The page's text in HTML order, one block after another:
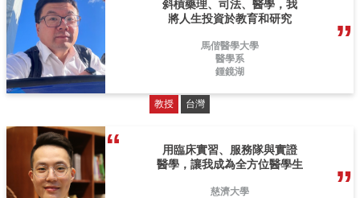
斜槓藥理、司法、醫學，我
將人生投資於教育和研究
馬偕醫學大學
醫學系
鍾鏡湖
教授 台灣
用臨床實習、服務隊與實證
醫學，讓我成為全方位醫學生
慈濟大學